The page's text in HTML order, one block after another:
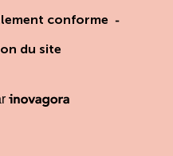
conforme
du site
Inovagora (ouverture dans